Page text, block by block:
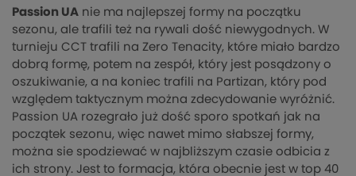
Passion UA nie ma najlepszej formy na początku
sezonu, ale trafili też na rywali dość niewygodnych. W
turnieju CCT trafili na Zero Tenacity, które miało bardzo
dobrą formę, potem na zespół, który jest posądzony o
oszukiwanie, a na koniec trafili na Partizan, który pod
względem taktycznym można zdecydowanie wyróżnić.
Passion UA rozegrało już dość sporo spotkań jak na
początek sezonu, więc nawet mimo słabszej formy,
można sie spodziewać w najbliższym czasie odbicia z
ich strony. Jest to formacja, która obecnie jest w top 40